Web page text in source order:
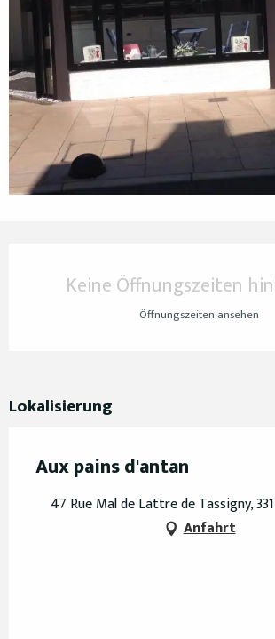
Keine Öffnungszeiten
Öffnungszeiten ansehen
Lokalisierung
Aux pains d'antan
47 Rue Mal de Lattre de Tassigny,
Anfahrt